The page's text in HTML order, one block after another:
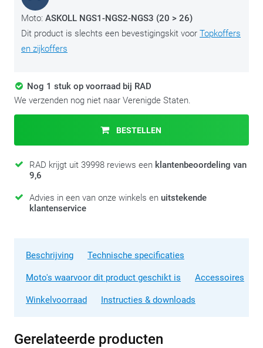
Moto: ASKOLL NGS1-NGS2-NGS3 (20 > 26)
Dit product is slechts een bevestigingskit voor Topkoffers
en zijkoffers
Nog 1 stuk op voorraad bij RAD
We verzenden nog niet naar Verenigde Staten.
BESTELLEN
RAD krijgt uit 39998 reviews een klantenbeoordeling van
9,6
Advies in een van onze winkels en uitstekende
klantenservice
Beschrijving Technische specificaties
Moto's waarvoor dit product geschikt is Accessoires
Winkelvoorraad Instructies & downloads
Gerelateerde producten